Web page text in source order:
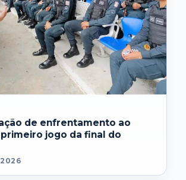
de enfrentamento ao
jogo da final do
2026